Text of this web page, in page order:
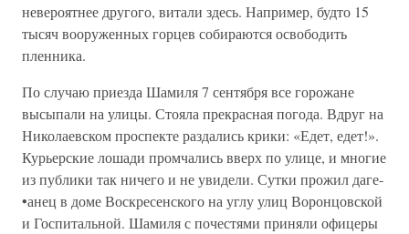
невероятнее другого, витали здесь. Например, будто 15
тысяч вооруженных горцев собираются освободить
пленника.
По случаю приезда Шамиля 7 сентября все горожане
высыпали на улицы. Стояла прекрасная погода. Вдруг на
Николаевском проспекте раздались крики: «Едет, едет!».
Курьерские лошади промчались вверх по улице, и многие
из публики так ничего и не увидели. Сутки прожил даге-
•анец в доме Воскресенского на углу улиц Воронцовской
и Госпитальной. Шамиля с почестями приняли офицеры